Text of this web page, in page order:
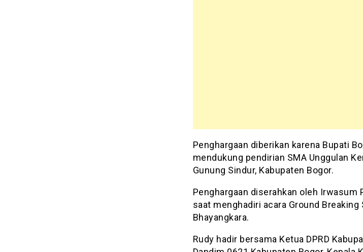
Penghargaan diberikan karena Bupati
mendukung pendirian SMA Unggulan
Gunung Sindur, Kabupaten Bogor.
Penghargaan diserahkan oleh Irwasum
saat menghadiri acara Ground Breaking
Bhayangkara.
Rudy hadir bersama Ketua DPRD